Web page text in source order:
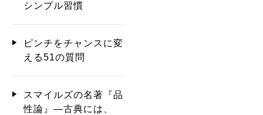
シンプル習慣
ピンチをチャンスに変
える51の質問
スマイルズの名著『品
性論』―古典には、